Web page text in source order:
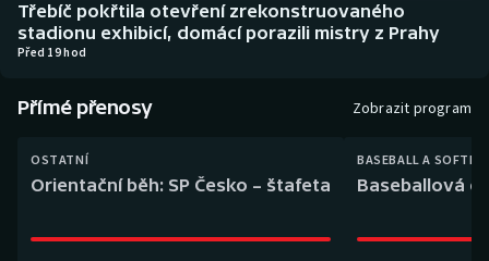
Boby a skeleton
Dostihy
AZ kvíz
Třebíč pokřtila otevření zrekonstruovaného
stadionu exhibicí, domácí porazili mistry z Prahy
Před 19 hod
Přímé přenosy Zobrazit program
OSTATNÍ
Orientační běh: SP Česko – štafeta
BASEBALL A
Baseballová